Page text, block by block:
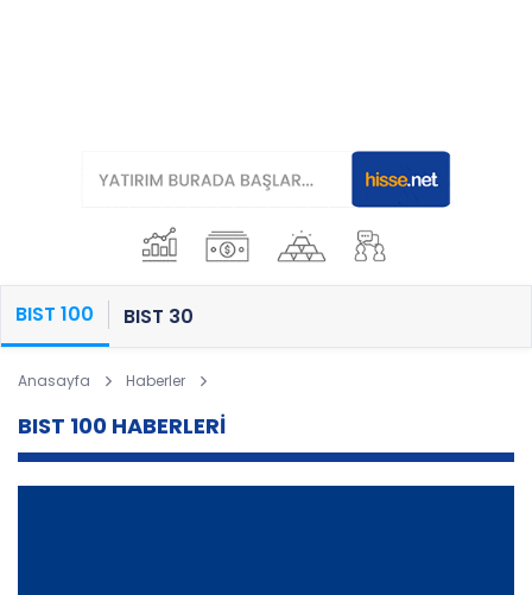
BIST 100 BIST 30
Anasayfa Haberler
BIST 100 HABERLERİ